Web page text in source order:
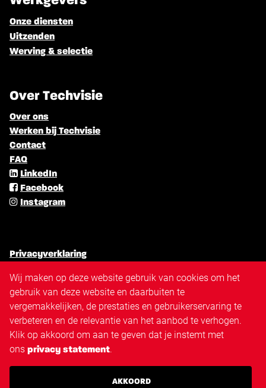
Onze diensten
Uitzenden
Werving & selectie
Over Techvisie
Over ons
Werken bij Techvisie
Contact
FAQ
LinkedIn
Facebook
Instagram
Privacyverklaring
Cookiebeleid
Antidiscriminatiebeleid
Disclaimer
Sitemap
Triangle.nl
Techvisie.nl
Wij maken op deze website gebruik van cookies om het
gebruik van deze website en daarbuiten te
vergemakkelijken, de prestaties en gebruikerservaring te
verbeteren en de relevantie van het aanbod te verhogen.
Klik op akkoord om aan te geven dat je instemt met
ons privacy statement.
AKKOORD